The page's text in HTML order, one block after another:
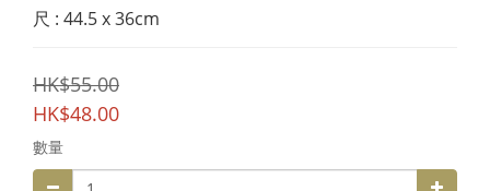
尺 : 44.5 x 36cm
HK$55.00
HK$48.00
數量